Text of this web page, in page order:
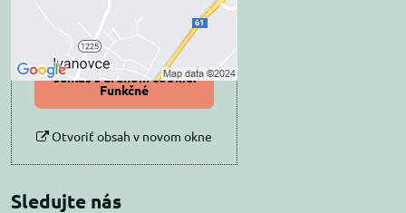
Povoliť tentokrát
Povoliť a zapamätať -
súhlas s druhom cookie:
Funkčné
Otvoriť obsah v novom okne
Sledujte nás